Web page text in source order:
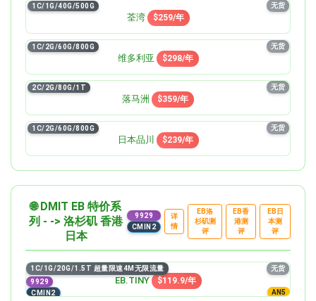
荃湾 $259/年
1C/1G/40G/500G 无货
维多利亚 $298/年
1C/2G/60G/800G 无货
落马洲 $359/年
2C/2G/80G/1T 无货
日本品川 $239/年
1C/2G/60G/800G 无货
🌐 DMIT EB 特价系
列 - -> 洛杉矶 香港
日本
9929
CMIN2
详
情
EB洛
杉矶测
评
EB香
港测
评
EB日
本测
评
EB.TINY $119.9/年
AN5
1C/1G/20G/1.5T 超量限速4M无限流量
9929
CMIN2
无货